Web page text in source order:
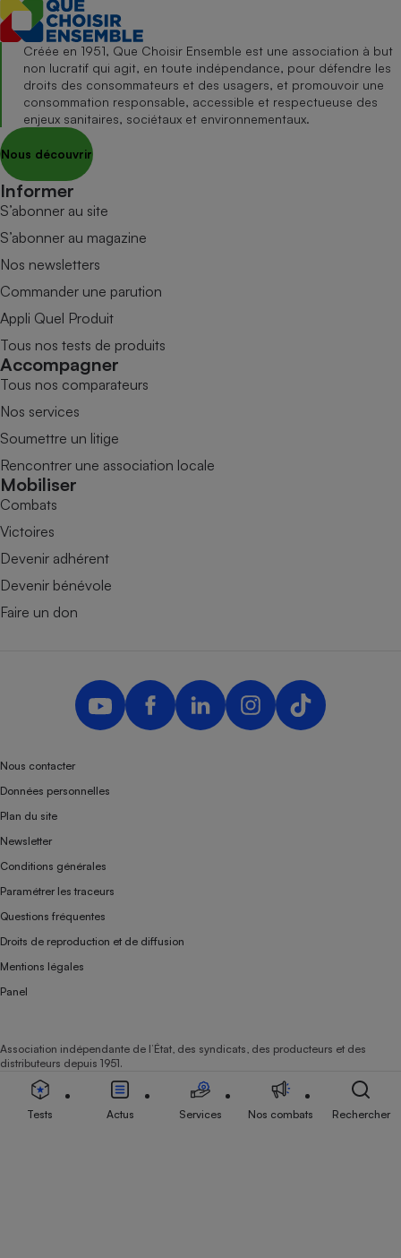
Créée en 1951, Que Choisir Ensemble est une association à but
non lucratif qui agit, en toute indépendance, pour défendre les
droits des consommateurs et des usagers, et promouvoir une
consommation responsable, accessible et respectueuse des
enjeux sanitaires, sociétaux et environnementaux.
Nous découvrir
Informer
S’abonner au site
S’abonner au magazine
Nos newsletters
Commander une parution
Appli Quel Produit
Tous nos tests de produits
Accompagner
Tous nos comparateurs
Nos services
Soumettre un litige
Rencontrer une association locale
Mobiliser
Combats
Victoires
Devenir adhérent
Devenir bénévole
Faire un don
Nous contacter
Données personnelles
Plan du site
Newsletter
Conditions générales
Paramétrer les traceurs
Questions fréquentes
Droits de reproduction et de diffusion
Mentions légales
Panel
Association indépendante de l’État, des syndicats, des producteurs et des
distributeurs depuis 1951.
Tests Actus Services Nos combats Rechercher